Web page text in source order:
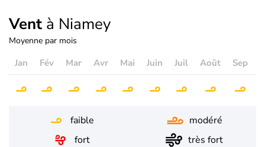
Vent à Niamey
Moyenne par mois
Jan Fév Mar Avr Mai Juin Juil Août Sep
faible
modéré
fort
très fort